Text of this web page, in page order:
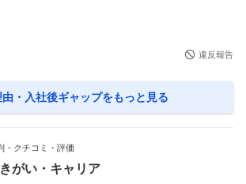
違反報告
由・入社後ギャップをもっと見る
・クチコミ・評価
がい・キャリア